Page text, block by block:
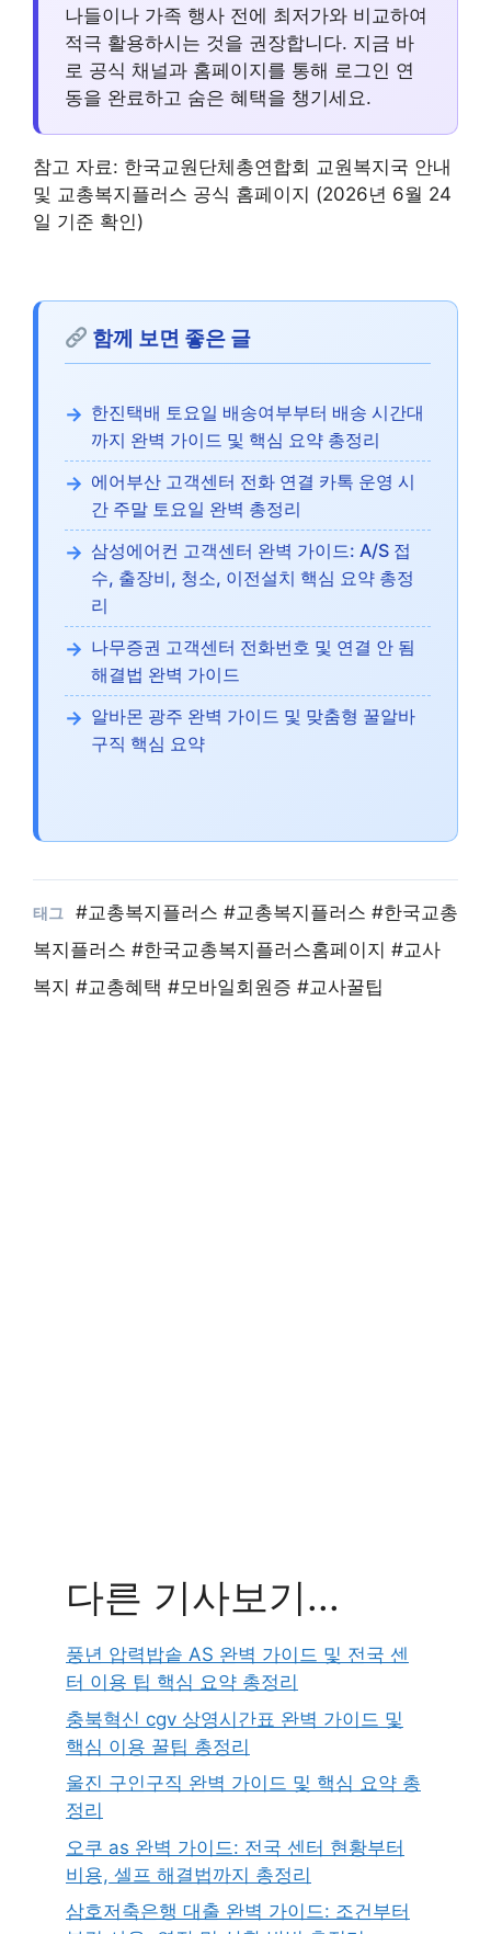
나들이나 가족 행사 전에 최저가와 비교하여
적극 활용하시는 것을 권장합니다. 지금 바
로 공식 채널과 홈페이지를 통해 로그인 연
동을 완료하고 숨은 혜택을 챙기세요.
참고 자료: 한국교원단체총연합회 교원복지국 안내
및 교총복지플러스 공식 홈페이지 (2026년 6월 24
일 기준 확인)
함께 보면 좋은 글
한진택배 토요일 배송여부부터 배송 시간대
까지 완벽 가이드 및 핵심 요약 총정리
에어부산 고객센터 전화 연결 카톡 운영 시
간 주말 토요일 완벽 총정리
삼성에어컨 고객센터 완벽 가이드: A/S 접
수, 출장비, 청소, 이전설치 핵심 요약 총정
리
나무증권 고객센터 전화번호 및 연결 안 됨
해결법 완벽 가이드
알바몬 광주 완벽 가이드 및 맞춤형 꿀알바
구직 핵심 요약
#교총복지플러스 #교총복지플러스 #한국교총
복지플러스 #한국교총복지플러스홈페이지 #교사
복지 #교총혜택 #모바일회원증 #교사꿀팁
다른 기사보기...
풍년 압력밥솥 AS 완벽 가이드 및 전국 센
터 이용 팁 핵심 요약 총정리
충북혁신 cgv 상영시간표 완벽 가이드 및
핵심 이용 꿀팁 총정리
울진 구인구직 완벽 가이드 및 핵심 요약 총
정리
오쿠 as 완벽 가이드: 전국 센터 현황부터
비용, 셀프 해결법까지 총정리
삼호저축은행 대출 완벽 가이드: 조건부터